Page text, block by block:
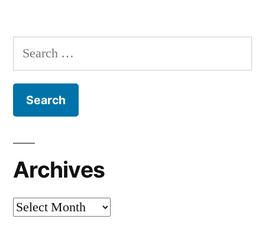
Search
for:
Archives
Archives